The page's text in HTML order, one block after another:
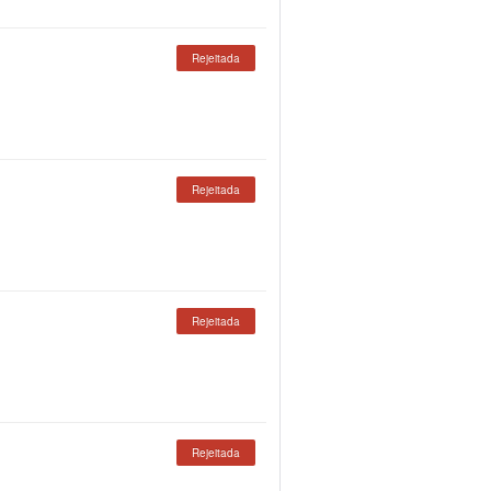
Rejeitada
Rejeitada
Rejeitada
Rejeitada